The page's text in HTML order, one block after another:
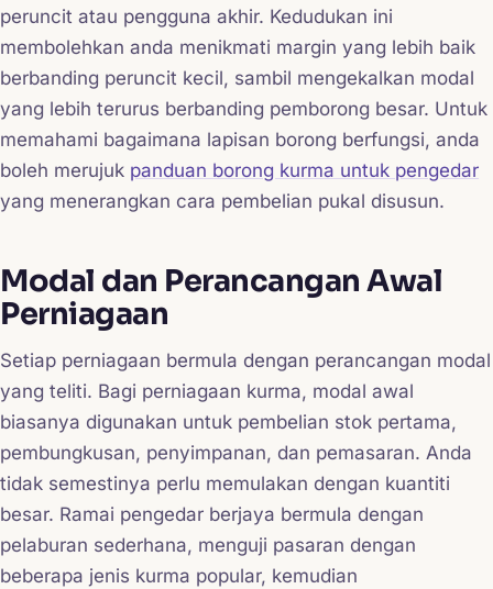
peruncit atau pengguna akhir. Kedudukan ini
membolehkan anda menikmati margin yang lebih baik
berbanding peruncit kecil, sambil mengekalkan modal
yang lebih terurus berbanding pemborong besar. Untuk
memahami bagaimana lapisan borong berfungsi, anda
boleh merujuk panduan borong kurma untuk pengedar
yang menerangkan cara pembelian pukal disusun.
Modal dan Perancangan Awal
Perniagaan
Setiap perniagaan bermula dengan perancangan modal
yang teliti. Bagi perniagaan kurma, modal awal
biasanya digunakan untuk pembelian stok pertama,
pembungkusan, penyimpanan, dan pemasaran. Anda
tidak semestinya perlu memulakan dengan kuantiti
besar. Ramai pengedar berjaya bermula dengan
pelaburan sederhana, menguji pasaran dengan
beberapa jenis kurma popular, kemudian